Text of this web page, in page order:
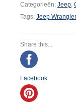
Categorieën: Jeep,
Tags: Jeep
Share this...
Facebook